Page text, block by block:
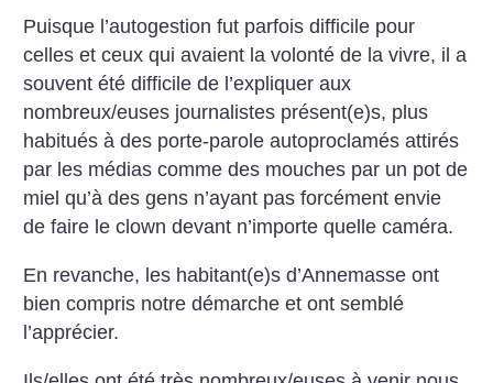
Puisque l’autogestion fut parfois difficile pour
celles et ceux qui avaient la volonté de la vivre, il a
souvent été difficile de l’expliquer aux
nombreux/euses journalistes présent(e)s, plus
habitués à des porte-parole autoproclamés attirés
par les médias comme des mouches par un pot de
miel qu’à des gens n’ayant pas forcément envie
de faire le clown devant n’importe quelle caméra.
En revanche, les habitant(e)s d’Annemasse ont
bien compris notre démarche et ont semblé
l’apprécier.